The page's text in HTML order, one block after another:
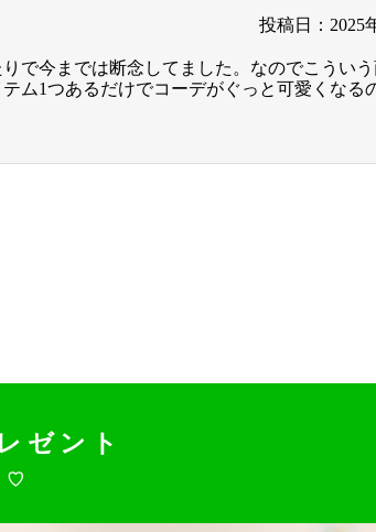
投稿日：2025
で今までは断念してました。なのでこうい
ム1つあるだけでコーデがぐっと可愛くなる
ゼント
♡